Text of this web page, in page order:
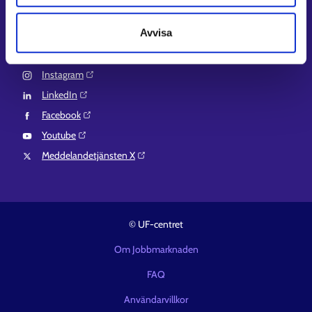
Avvisa
Suomi.fi-fullmakter⁠
Följ oss
Instagram⁠
LinkedIn⁠
Facebook⁠
Youtube⁠
Meddelandetjänsten X⁠
© UF-centret
Om Jobbmarknaden
FAQ
Användarvillkor